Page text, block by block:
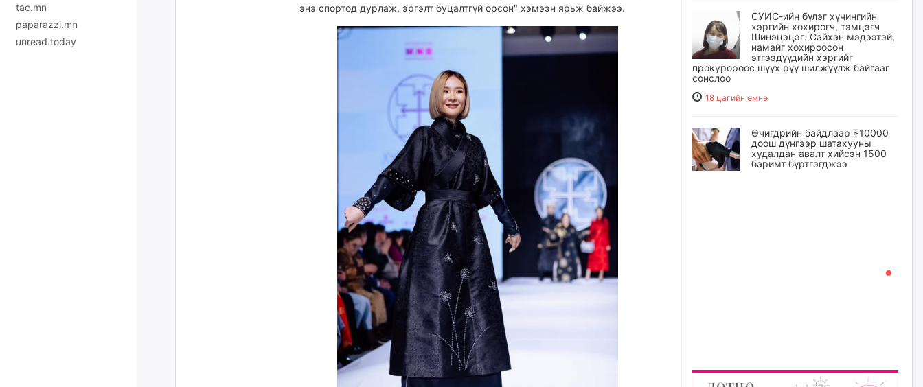
tac.mn
paparazzi.mn
unread.today
энэ спортод дурлаж, эргэлт буцалтгүй орсон" хэмээн ярьж байжээ.
СУИС-ийн бүлэг хүчингийн
хэргийн хохирогч, тэмцэгч
Шинэцэцэг: Сайхан мэдээтэй,
намайг хохироосон
этгээдүүдийн хэргийг
прокуророос шүүх рүү шилжүүлж байгааг
сонслоо
18 цагийн өмнө
Өчигдрийн байдлаар ₮10000
доош дүнгээр шатахууны
худалдан авалт хийсэн 1500
баримт бүртгэгджээ